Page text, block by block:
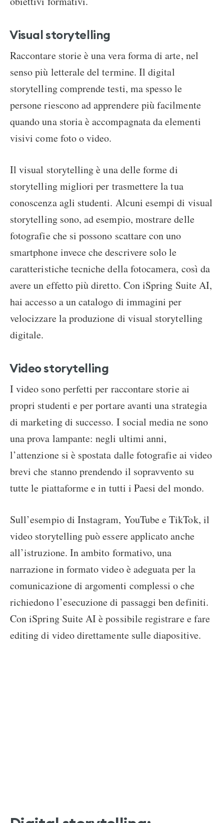
Visual storytelling
Raccontare storie è una vera forma di arte, nel
senso più letterale del termine. Il digital
storytelling comprende testi, ma spesso le
persone riescono ad apprendere più facilmente
quando una storia è accompagnata da elementi
visivi come foto o video.
Il visual storytelling è una delle forme di
storytelling migliori per trasmettere la tua
conoscenza agli studenti. Alcuni esempi di visual
storytelling sono, ad esempio, mostrare delle
fotografie che si possono scattare con uno
smartphone invece che descrivere solo le
caratteristiche tecniche della fotocamera, così da
avere un effetto più diretto. Con iSpring Suite AI,
hai accesso a un catalogo di immagini per
velocizzare la produzione di visual storytelling
digitale.
Video storytelling
I video sono perfetti per raccontare storie ai
propri studenti e per portare avanti una strategia
di marketing di successo. I social media ne sono
una prova lampante: negli ultimi anni,
l’attenzione si è spostata dalle fotografie ai video
brevi che stanno prendendo il sopravvento su
tutte le piattaforme e in tutti i Paesi del mondo.
Sull’esempio di Instagram, YouTube e TikTok, il
video storytelling può essere applicato anche
all’istruzione. In ambito formativo, una
narrazione in formato video è adeguata per la
comunicazione di argomenti complessi o che
richiedono l’esecuzione di passaggi ben definiti.
Con iSpring Suite AI è possibile registrare e fare
editing di video direttamente sulle diapositive.